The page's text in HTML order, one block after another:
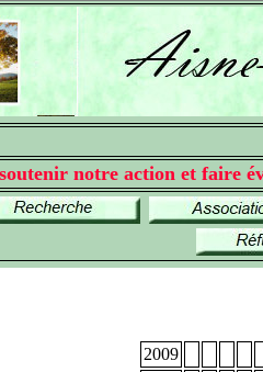
notre action et faire
2009